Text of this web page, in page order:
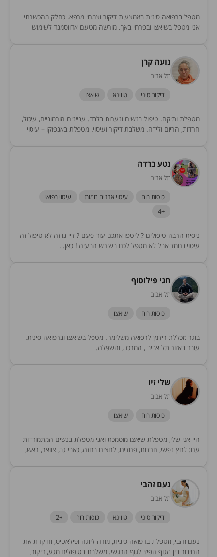
מטפל ברפואה סינית באמצעות דיקור וצמחי מרפא. כחלק מהכשרתי
אני מטפל בשיאצו ובפרחי באך. מורשה מטעם אדווסמנד לשימוש
נועה קרן
תל אביב
דיקור סיני טווינא שיאצו
מטפלת ותיקה. טיפול בנשים ונערות בלבד. עניינים הורמוניים, עיכול,
חרדות, הריום ולידה. משלבת דיקור ועיסוי. מטפלת באנפוקו – עיסוי
נטע ברדה
תל אביב
כוסות רוח עיסוי אבנים חמות
עיסוי רפואי
+4
ניסית הרבה טיפולים ? ליטפו אתכם עוד פעם ? דיי נו זה לא טיפול זה
עיסוי נחמד אבל לא מטפל לכם בשורש הבעיה ! כאן...
חגי פילוסוף
תל אביב
כוסות רוח שיאצו
בוגר מכללת רידמן לרפואה משלימה. מטפל בשיאצו וברפואה סינית.
עובד באזור תל אביב , המרכז , והשפלה.
שלי זיו
תל אביב
כוסות רוח שיאצו
היי אני שלי, מטפלת שיאצו מוסמכת ואני מטפלת בנשים המתמודדות
עם: לחץ נפשי, חרדות, פחדים, לחצים בחזה, כאבי גב, צוואר, ראש,
נעם זהבי
תל אביב
דיקור סיני טווינא כוסות רוח +2
נעם זהבי, מטפלת ברפואה סינית, מורה ליוגה ופילאטיס, וחוקרת את
החיבור בין הגוף הפיזי לגוף הרגשי. משלבת בטיפולים מגע, דיקור,